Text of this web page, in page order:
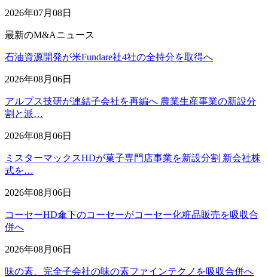
2026年07月08日
最新のM&Aニュース
石油資源開発が米Fundare社4社の全持分を取得へ
2026年08月06日
アルプス技研が連結子会社を再編へ 農業生産事業の新設分
割と派…
2026年08月06日
ミスターマックスHDが菓子専門店事業を新設分割 新会社株
式を…
2026年08月06日
コーセーHD傘下のコーセーがコーセー化粧品販売を吸収合
併へ
2026年08月06日
味の素、完全子会社の味の素ファインテクノを吸収合併へ